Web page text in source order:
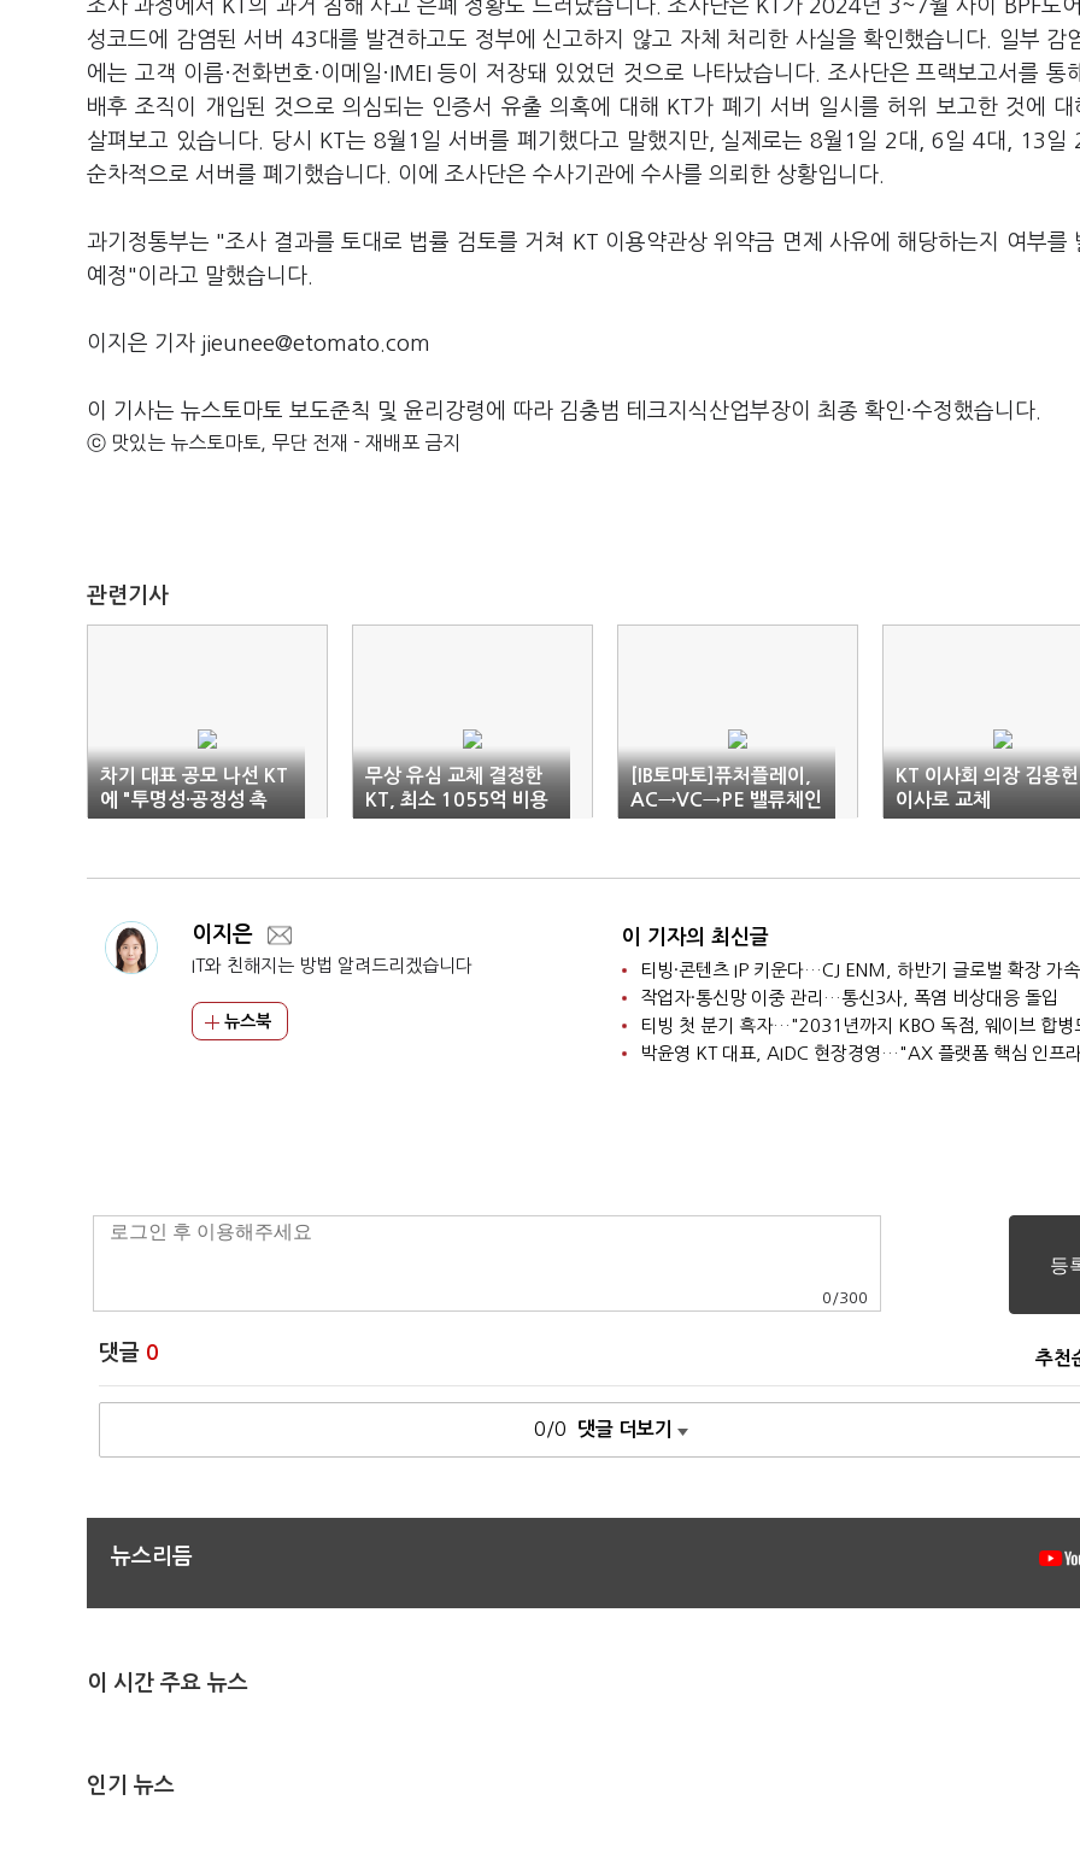
조사 과정에서 KT의 과거 침해 사고 은폐 정황도 드러났습니다. 조사단은 KT가 2024년 3~7월 사이 BPF도
성코드에 감염된 서버 43대를 발견하고도 정부에 신고하지 않고 자체 처리한 사실을 확인했습니다. 일부 감
에는 고객 이름·전화번호·이메일·IMEI 등이 저장돼 있었던 것으로 나타났습니다. 조사단은 프랙보고서를 통
배후 조직이 개입된 것으로 의심되는 인증서 유출 의혹에 대해 KT가 폐기 서버 일시를 허위 보고한 것에 대
살펴보고 있습니다. 당시 KT는 8월1일 서버를 폐기했다고 말했지만, 실제로는 8월1일 2대, 6일 4대, 13일
순차적으로 서버를 폐기했습니다. 이에 조사단은 수사기관에 수사를 의뢰한 상황입니다.
과기정통부는 "조사 결과를 토대로 법률 검토를 거쳐 KT 이용약관상 위약금 면제 사유에 해당하는지 여부를
예정"이라고 말했습니다.
이지은 기자 jieunee@etomato.com
이 기사는 뉴스토마토 보도준칙 및 윤리강령에 따라 김충범 테크지식산업부장이 최종 확인·수정했습니다.
ⓒ 맛있는 뉴스토마토, 무단 전재 - 재배포 금지
관련기사
차기 대표 공모 나선 KT
에 "투명성·공정성 촉
구"
무상 유심 교체 결정한
KT, 최소 1055억 비용
투입 불가피
[IB토마토]퓨처플레이,
AC→VC→PE 밸류체인
완성…'상장 2막' 시동
KT 이사회 의장 김용헌
이사로 교체
이지은
IT와 친해지는 방법 알려드리겠습니다
뉴스북
이 기자의 최신글
티빙·콘텐츠 IP 키운다…CJ ENM, 하반기 글로벌 확장 가속
작업자·통신망 이중 관리…통신3사, 폭염 비상대응 돌입
0 /300
댓글 0 추천
0/0 댓글 더보기
뉴스리듬
이 시간 주요 뉴스
인기 뉴스